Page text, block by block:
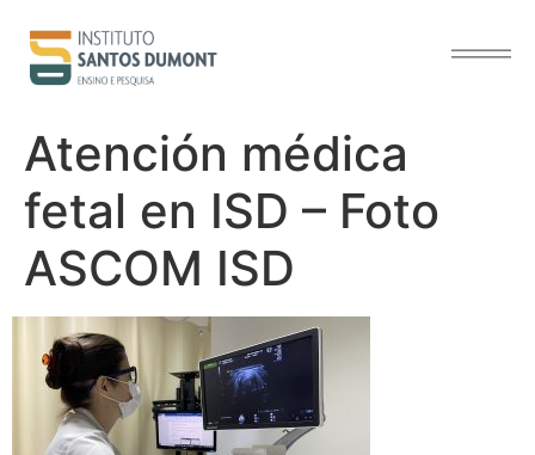
Atención médica
fetal en ISD – Foto
ASCOM ISD